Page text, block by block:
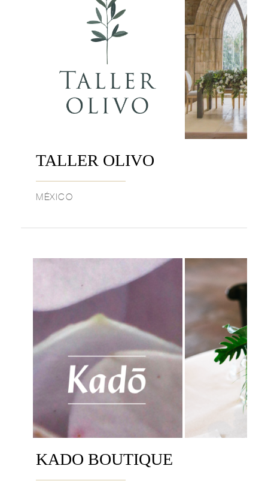
TALLER OLIVO
MÉXICO
KADO BOUTIQUE